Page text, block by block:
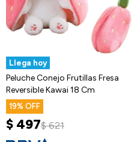
Llega hoy
Peluche Conejo Frutillas Fresa
Reversible Kawai 18 Cm
19
$ 497$ 621